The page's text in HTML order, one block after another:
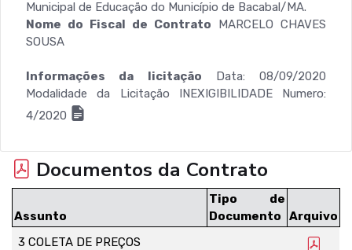
Municipal de Educação do Município de Bacabal/MA.
Nome do Fiscal de Contrato MARCELO CHAVES
SOUSA
Informações da licitação Data: 08/09/2020
Modalidade da Licitação INEXIGIBILIDADE Numero:
4/2020
Documentos da Contrato
Assunto
Tipo de
Documento
Arquivo
3 COLETA DE PREÇOS